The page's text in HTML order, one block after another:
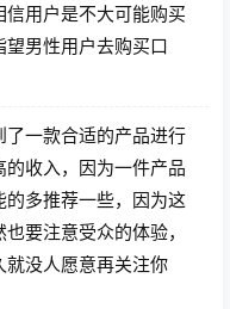
用户是不大可能购买
男性用户去购买口
了一款合适的产品进行
收入，因为一件产品
多推荐一些，因为这
要注意受众的体验，
就没人愿意再关注你